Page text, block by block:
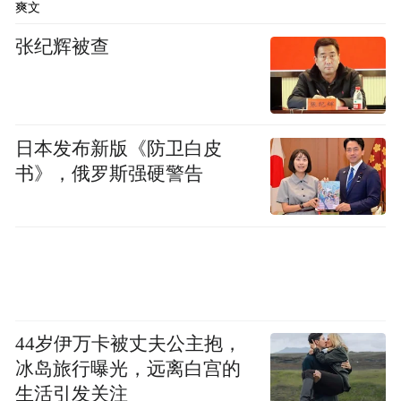
第三步打造村庄品牌：
首先取个合适的名字
（村名是宝贵的资产，可以以村集体名义注
册商标；本村历史文化名人典故也可以注册
商标）。至于谁来运营问题，村集体可授权
外来企业使用该商标。
爽文
张纪辉被查
日本发布新版《防卫白皮
书》，俄罗斯强硬警告
44岁伊万卡被丈夫公主抱，
冰岛旅行曝光，远离白宫的
生活引发关注